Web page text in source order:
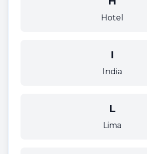
Hotel
I
India
L
Lima